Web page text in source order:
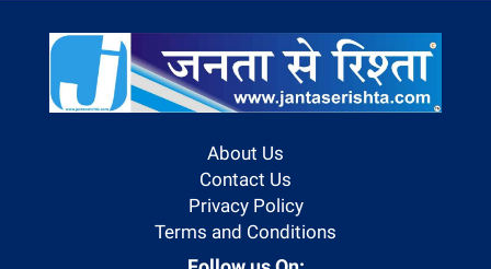
About Us
Contact Us
Privacy Policy
Terms and Conditions